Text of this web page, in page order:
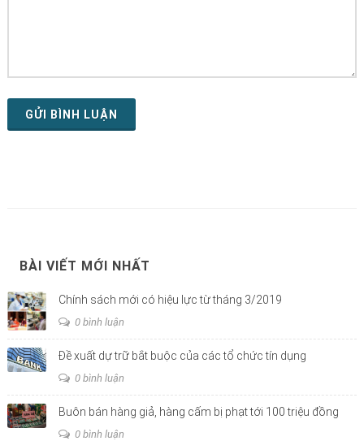
GỬI BÌNH LUẬN
BÀI VIẾT MỚI NHẤT
Chính sách mới có hiệu lực từ tháng 3/2019
0 bình luận
Đề xuất dự trữ bắt buộc của các tổ chức tín dụng
0 bình luận
Buôn bán hàng giả, hàng cấm bị phạt tới 100 triệu đồng
0 bình luận